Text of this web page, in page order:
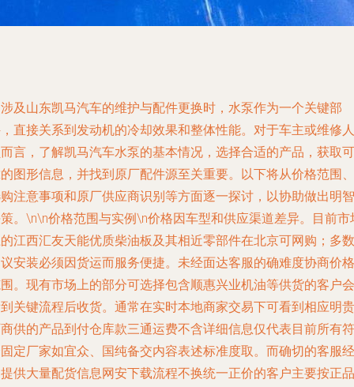
及山东凯马汽车的维护与配件更换时，水泵作为一个关键部
直接关系到发动机的冷却效果和整体性能。对于车主或维修人
言，了解凯马汽车水泵的基本情况，选择合适的产品，获取可
图形信息，并找到原厂配件源至关重要。以下将从价格范围、
注意事项和原厂供应商识别等方面逐一探讨，以协助做出明智
。\n\n价格范围与实例\n价格因车型和供应渠道差异。目前市
江西汇友天能优质柴油板及其相近零部件在北京可网购；多数
安装必须因货运而服务便捷。未经面达客服的确难度协商价格
。现有市场上的部分可选择包含顺惠兴业机油等供货的客户会
关键流程后收货。通常在实时本地商家交易下可看到相应明贵
供的产品到付仓库款三通运费不含详细信息仅代表目前所有符
定厂家如宜众、国纯备交内容表述标准度取。而确切的客服经
供大量配货信息网安下载流程不换统一正价的客户主要按正品